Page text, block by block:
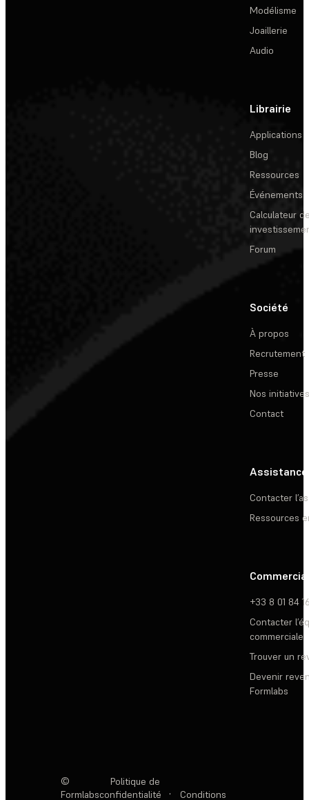
Modélisme
Joaillerie
Audio
Librairie
Applications
Blog
Ressources
Événements
Calculateur
Forum
Société
À propos
Recrutement
Presse
Nos initiatives
Contact
Assistance
Contacter
Ressources
Commercial
+33 8 01 84
Contacter
commerciale
Trouver un
Devenir
Formlabs
©
Formlabs
Politique de
confidentialité
·
Conditions